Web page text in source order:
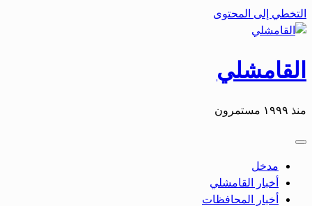
التخطي إلى المحتوى
القامشلي
منذ ١٩٩٩ مستمرون
مدخل
أخبار القامشلي
أخبار المحافظات